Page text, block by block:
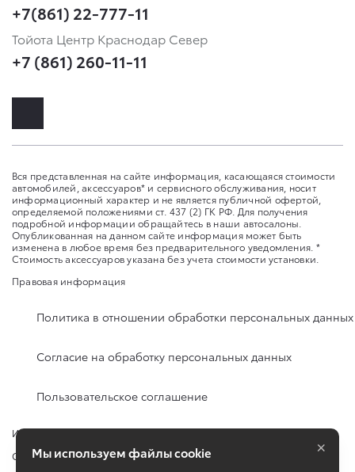
+7(861) 22-777-11
Тойота Центр Краснодар Север
+7 (861) 260-11-11
Вся представленная на сайте информация, касающаяся стоимости
автомобилей, аксессуаров* и сервисного обслуживания, носит
информационный характер и не является публичной офертой,
определяемой положениями ст. 437 (2) ГК РФ. Для получения
подробной информации обращайтесь в наши автосалоны.
Опубликованная на данном сайте информация может быть
изменена в любое время без предварительного уведомления. *
Стоимость аксессуаров указана без учета стоимости установки.
Правовая информация
Политика в отношении обработки персональных данных
Согласие на обработку персональных данных
Пользовательское соглашение
Изменить настройку cookies
Сбросить cookie
Мы используем файлы cookie ×